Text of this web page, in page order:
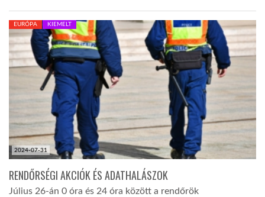
2024-07-31
EURÓPA KIEMELT
RENDŐRSÉGI AKCIÓK ÉS ADATHALÁSZOK
Július 26-án 0 óra és 24 óra között a rendőrök